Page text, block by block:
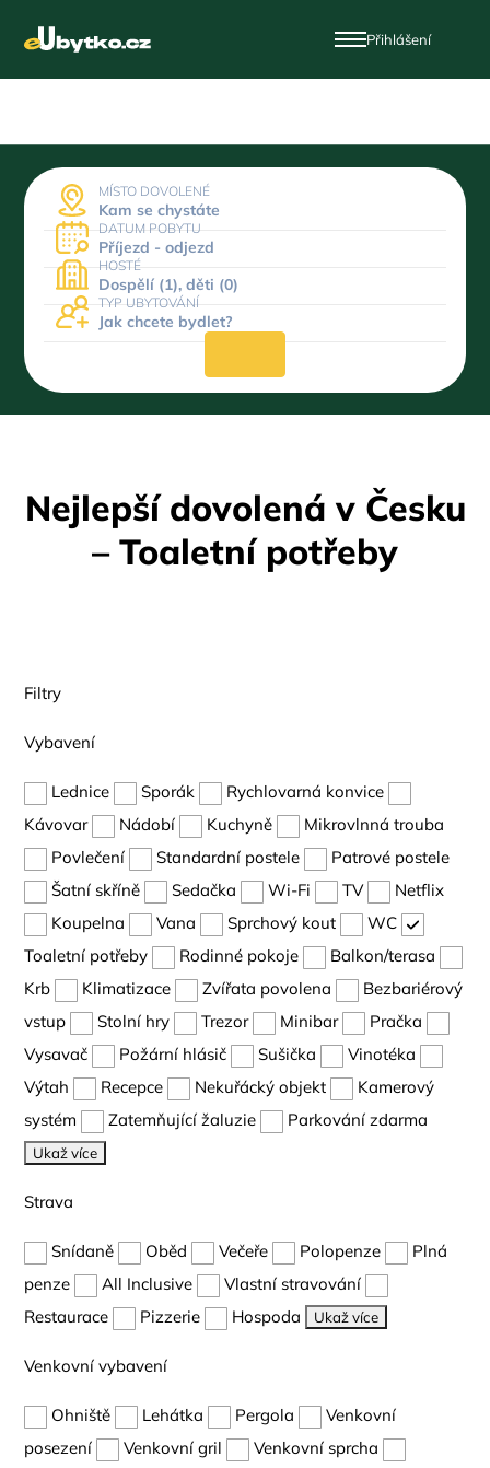
Přihlášení
MÍSTO DOVOLENÉ
Kam se chystáte
DATUM POBYTU
Příjezd - odjezd
HOSTÉ
Dospělí (1), děti (0)
TYP UBYTOVÁNÍ
Jak chcete bydlet?
Nejlepší dovolená v Česku
– Toaletní potřeby
Filtry
Vybavení
Lednice Sporák
Rychlovarná konvice
Kávovar
Nádobí Kuchyně
Mikrovlnná trouba
Povlečení
Standardní postele
Patrové postele
Šatní skříně
Sedačka Wi-Fi TV
Netflix
Koupelna
Vana Sprchový kout
WC
Toaletní potřeby
Rodinné pokoje
Balkon/terasa
Krb
Klimatizace Zvířata povolena
Bezbariérový
vstup
Stolní hry Trezor Minibar
Pračka
Vysavač
Požární hlásič Sušička
Vinotéka
Výtah
Recepce Nekuřácký objekt
Kamerový
systém
Zatemňující žaluzie Parkování zdarma
Ukaž více
Strava
Snídaně Oběd Večeře Polopenze
Plná
penze
All Inclusive
Vlastní stravování
Restaurace
Pizzerie Hospoda Ukaž více
Venkovní vybavení
Ohniště Lehátka Pergola
Venkovní
posezení
Venkovní gril
Venkovní sprcha